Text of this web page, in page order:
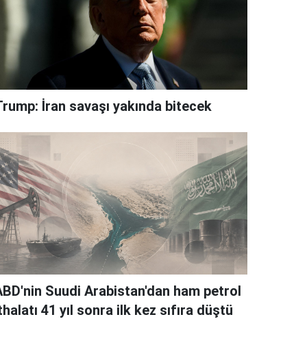
İran savaşı yakında bitecek
Suudi Arabistan'dan ham petrol
41 yıl sonra ilk kez sıfıra düştü